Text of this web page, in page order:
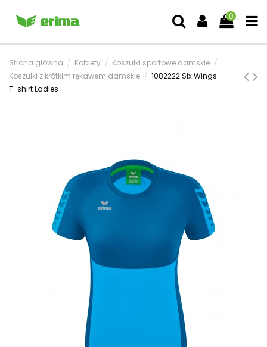
0
Strona główna Kobiety
Koszulki sportowe damskie
Koszulki z krótkim rękawem damskie
1082222 Six Wings
T-shirt Ladies